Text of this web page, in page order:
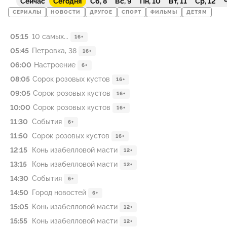
СЕРИАЛЫ НОВОСТИ ДРУГОЕ СПОРТ ФИЛЬМЫ ДЕТЯМ
05:15 10 самых... 16+
05:45 Петровка, 38 16+
06:00 Настроение 6+
08:05 Сорок розовых кустов 16+
09:05 Сорок розовых кустов 16+
10:00 Сорок розовых кустов 16+
11:30 События 6+
11:50 Сорок розовых кустов 16+
12:15 Конь изабелловой масти 12+
13:15 Конь изабелловой масти 12+
14:30 События 6+
14:50 Город новостей 6+
15:05 Конь изабелловой масти 12+
15:55 Конь изабелловой масти 12+